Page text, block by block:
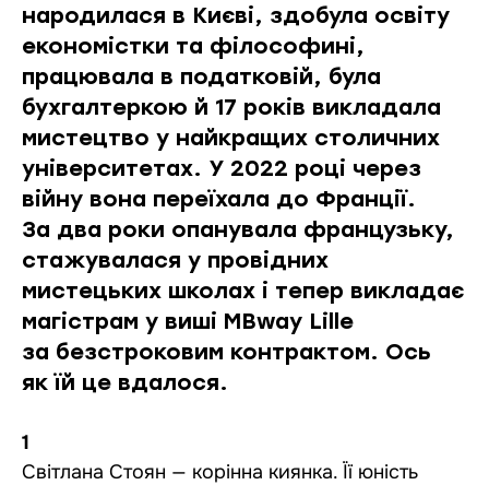
народилася в Києві, здобула освіту
економістки та філософині,
працювала в податковій, була
бухгалтеркою й 17 років викладала
мистецтво у найкращих столичних
університетах. У 2022 році через
війну вона переїхала до Франції.
За два роки опанувала французьку,
стажувалася у провідних
мистецьких школах і тепер викладає
магістрам у виші MBway Lille
за безстроковим контрактом. Ось
як їй це вдалося.
1
Світлана Стоян — корінна киянка. Її юність